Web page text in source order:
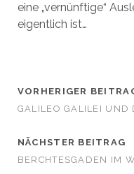
eine „vernünftige“
eigentlich ist…
VORHERIGER
GALILEO GALILEI UND
NÄCHSTER BEITRAG
BERCHTESGADEN IM